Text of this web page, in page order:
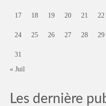
17 18 19 20 21 22
24 25 26 27 28 29
31
« Juil
Les dernière